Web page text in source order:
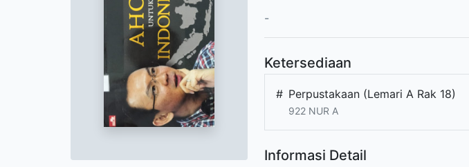
-
Ketersediaan
# Perpustakaan (Lemari A Rak 18)
922 NUR A
Informasi Detail